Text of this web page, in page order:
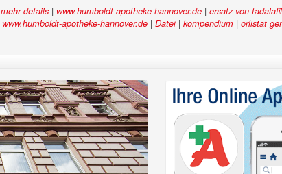
mehr details | www.humboldt-apotheke-hannover.de | ersatz von tadalafil
www.humboldt-apotheke-hannover.de | Datei| kompendium | orlistat